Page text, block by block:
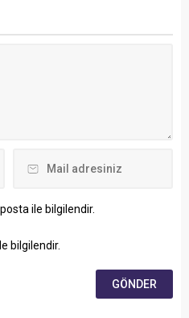
ile bilgilendir.
bilgilendir.